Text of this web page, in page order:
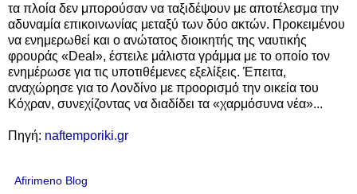
τα πλοία δεν μπορούσαν να ταξιδέψουν με αποτέλεσμα την
αδυναμία επικοινωνίας μεταξύ των δύο ακτών. Προκειμένου
να ενημερωθεί και ο ανώτατος διοικητής της ναυτικής
φρουράς «Deal», έστειλε μάλιστα γράμμα με το οποίο τον
ενημέρωσε για τις υποτιθέμενες εξελίξεις. Έπειτα,
αναχώρησε για το Λονδίνο με προορισμό την οικεία του
Κόχραν, συνεχίζοντας να διαδίδει τα «χαρμόσυνα νέα»...
Πηγή: naftemporiki.gr
Afirimeno Blog